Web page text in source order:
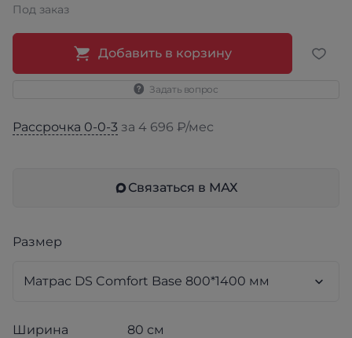
Под заказ
Добавить в корзину
Задать вопрос
Рассрочка 0-0-3 за 4 696 ₽/мес
Связаться в МАХ
Размер
Ширина
80 см